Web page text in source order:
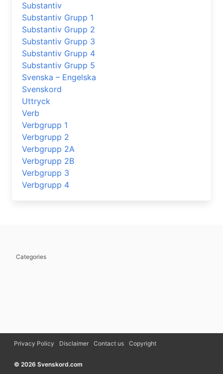
Substantiv
Substantiv Grupp 1
Substantiv Grupp 2
Substantiv Grupp 3
Substantiv Grupp 4
Substantiv Grupp 5
Svenska – Engelska
Svenskord
Uttryck
Verb
Verbgrupp 1
Verbgrupp 2
Verbgrupp 2A
Verbgrupp 2B
Verbgrupp 3
Verbgrupp 4
Categories
Privacy Policy Disclaimer Contact us Copyright
© 2026 Svenskord.com